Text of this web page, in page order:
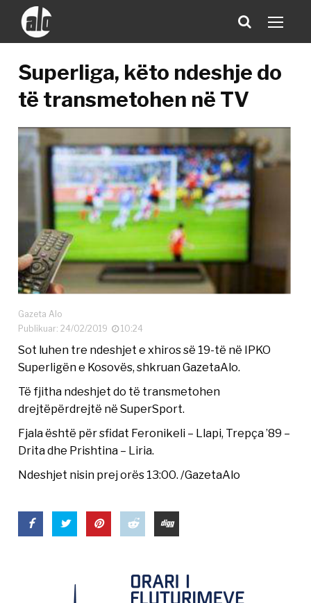
Superliga, këto ndeshje do
të transmetohen në TV
Gazeta Alo
Publikuar: 24/02/2019
10:24
Sot luhen tre ndeshjet e xhiros së 19-të në IPKO
Superligën e Kosovës, shkruan GazetaAlo.
Të fjitha ndeshjet do të transmetohen
drejtëpërdrejtë në SuperSport.
Fjala është për sfidat Feronikeli – Llapi, Trepça ’89 –
Drita dhe Prishtina – Liria.
Ndeshjet nisin prej orës 13:00. /GazetaAlo